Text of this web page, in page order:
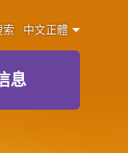
索 中文正體
息